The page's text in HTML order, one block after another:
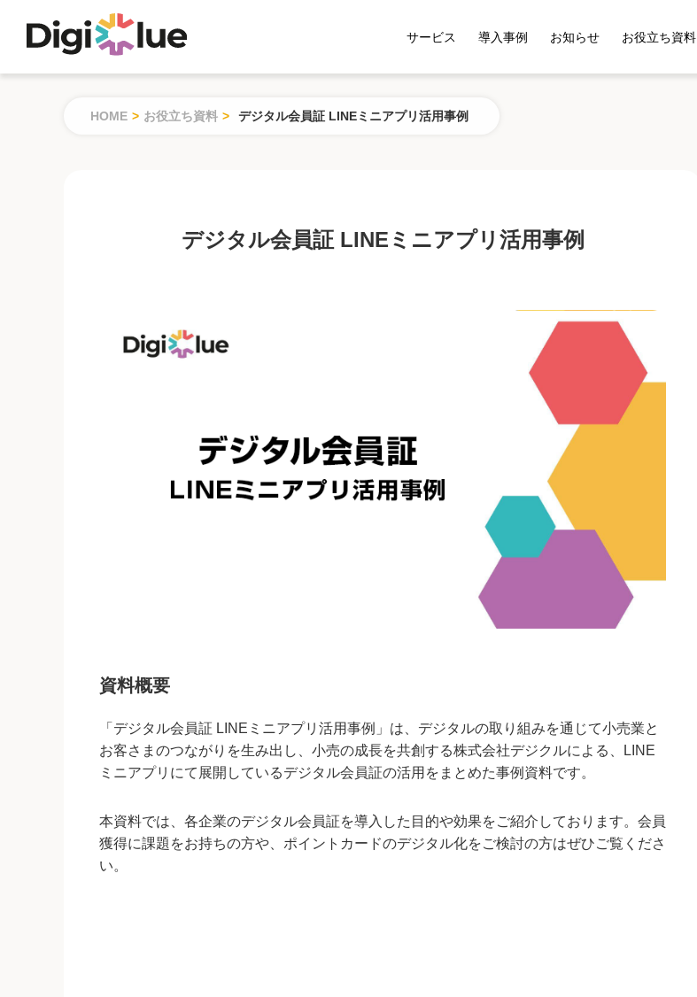
サービス 導入事例 お知らせ お役立ち資料
HOME > お役立ち資料 > デジタル会員証 LINEミニアプリ活用事例
デジタル会員証 LINEミニアプリ活用事例
資料概要
「デジタル会員証 LINEミニアプリ活用事例」は、デジタルの取り組みを通じて小売業と
お客さまのつながりを生み出し、小売の成長を共創する株式会社デジクルによる、LINE
ミニアプリにて展開しているデジタル会員証の活用をまとめた事例資料です。
本資料では、各企業のデジタル会員証を導入した目的や効果をご紹介しております。会員
獲得に課題をお持ちの方や、ポイントカードのデジタル化をご検討の方はぜひご覧くださ
い。